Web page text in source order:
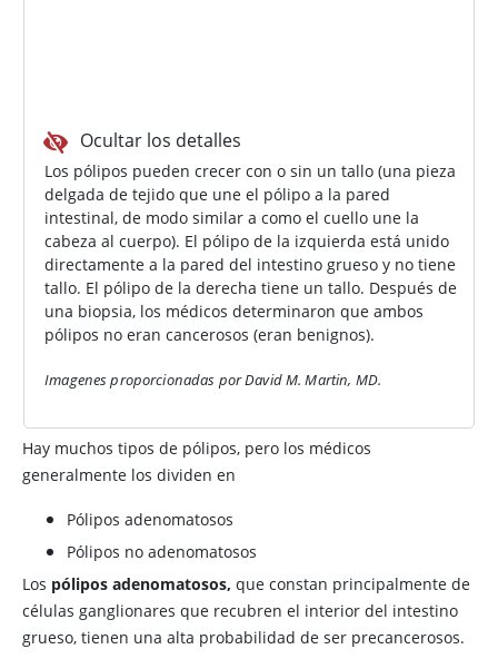
Ocultar los detalles
Los pólipos pueden crecer con o sin un tallo (una pieza
delgada de tejido que une el pólipo a la pared
intestinal, de modo similar a como el cuello une la
cabeza al cuerpo). El pólipo de la izquierda está unido
directamente a la pared del intestino grueso y no tiene
tallo. El pólipo de la derecha tiene un tallo. Después de
una biopsia, los médicos determinaron que ambos
pólipos no eran cancerosos (eran benignos).
Imagenes proporcionadas por David M. Martin, MD.
Hay muchos tipos de pólipos, pero los médicos
generalmente los dividen en
Pólipos adenomatosos
Pólipos no adenomatosos
Los pólipos adenomatosos, que constan principalmente de
células ganglionares que recubren el interior del intestino
grueso, tienen una alta probabilidad de ser precancerosos.